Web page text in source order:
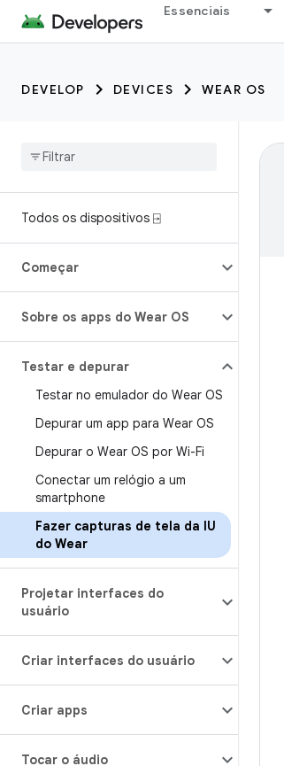
Essenciais
DEVELOP DEVICES WEAR OS
Todos os dispositivos ⍈
Começar
Sobre os apps do Wear OS
Testar e depurar
Testar no emulador do Wear OS
Depurar um app para Wear OS
Depurar o Wear OS por Wi-Fi
Conectar um relógio a um
smartphone
Fazer capturas de tela da IU
do Wear
Projetar interfaces do
usuário
Criar interfaces do usuário
Criar apps
Tocar o áudio